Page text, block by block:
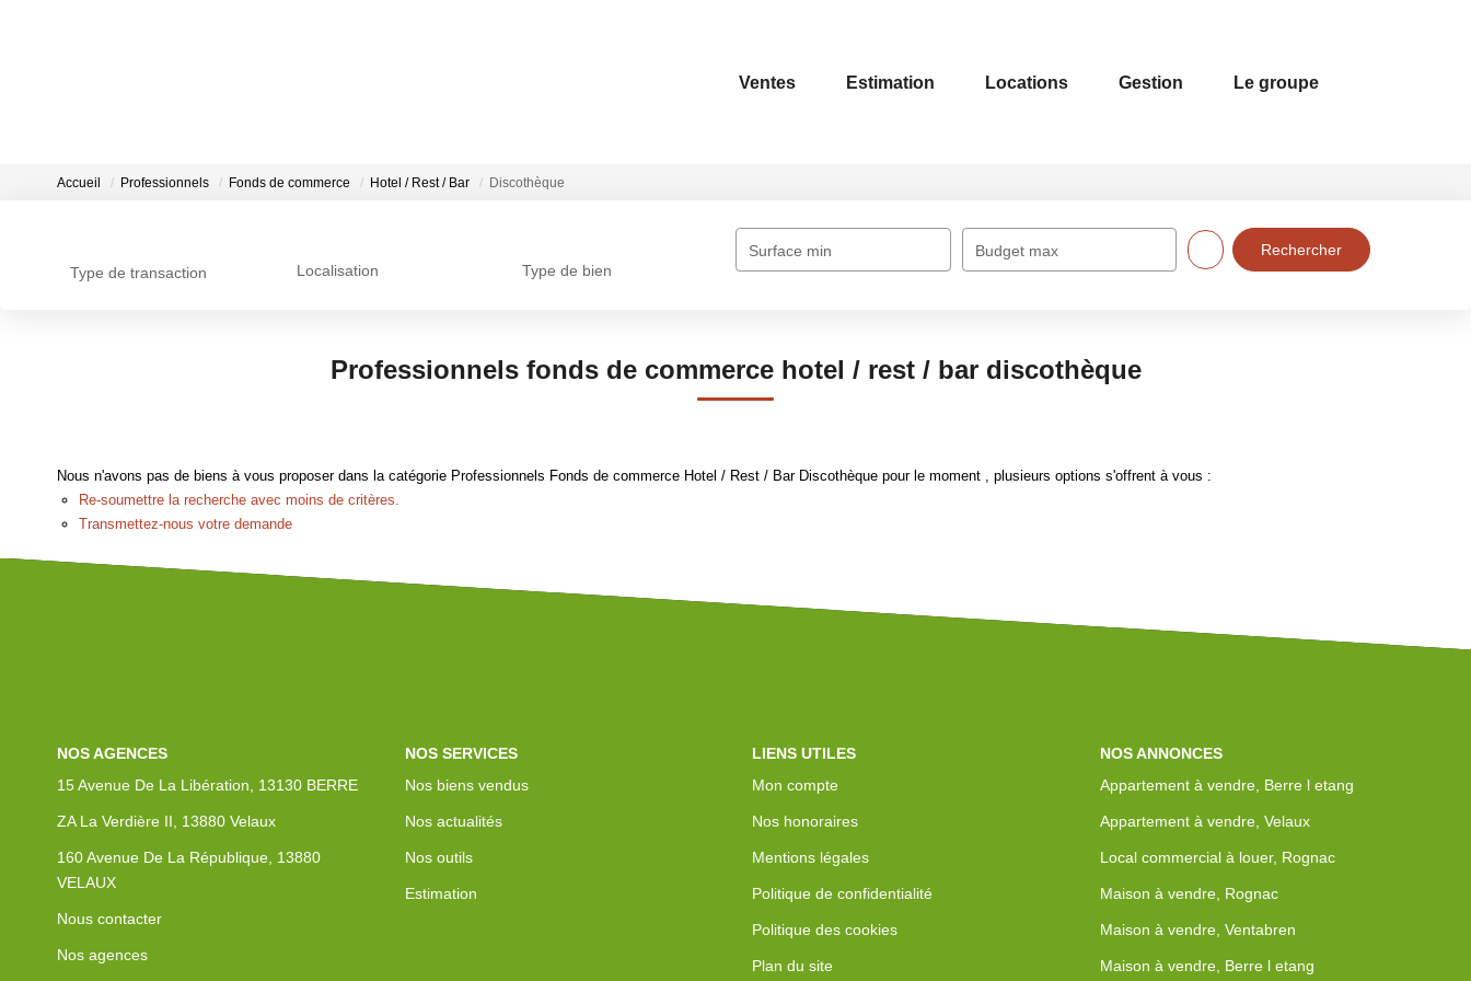
Ventes Estimation Locations Gestion Le groupe
Accueil Professionnels Fonds de commerce Hotel / Rest / Bar Discothèque
Type de transaction Localisation Type de bien
Surface min Budget max
Professionnels fonds de commerce hotel / rest / bar discothèque
Nous n'avons pas de biens à vous proposer dans la catégorie Professionnels Fonds de commerce Hotel / Rest / Bar Discothèque pour le moment , plusieurs options s'offrent à vous :
Re-soumettre la recherche avec moins de critères.
Transmettez-nous votre demande
NOS AGENCES
15 Avenue De La Libération, 13130 BERRE
ZA La Verdière II, 13880 Velaux
160 Avenue De La République, 13880
VELAUX
Nous contacter
Nos agences
NOS SERVICES
Nos biens vendus
Nos actualités
Nos outils
Estimation
LIENS UTILES
Mon compte
Nos honoraires
Mentions légales
Politique de confidentialité
Politique des cookies
Plan du site
NOS ANNONCES
Appartement à vendre, Berre l etang
Appartement à vendre, Velaux
Local commercial à louer, Rognac
Maison à vendre, Rognac
Maison à vendre, Ventabren
Maison à vendre, Berre l etang